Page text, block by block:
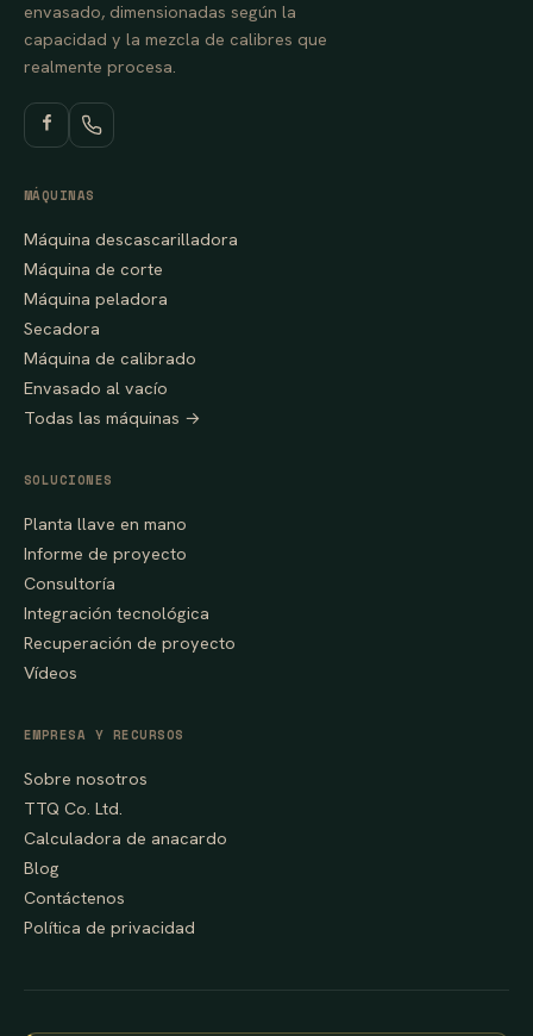
envasado, dimensionadas según la
capacidad y la mezcla de calibres que
realmente procesa.
MÁQUINAS
Máquina descascarilladora
Máquina de corte
Máquina peladora
Secadora
Máquina de calibrado
Envasado al vacío
Todas las máquinas →
SOLUCIONES
Planta llave en mano
Informe de proyecto
Consultoría
Integración tecnológica
Recuperación de proyecto
Vídeos
EMPRESA Y RECURSOS
Sobre nosotros
TTQ Co. Ltd.
Calculadora de anacardo
Blog
Contáctenos
Política de privacidad